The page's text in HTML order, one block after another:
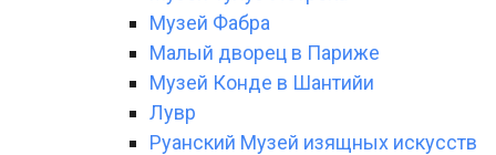
Музей Фабра
Малый дворец в Париже
Музей Конде в Шантийи
Лувр
Руанский Музей изящных искусств